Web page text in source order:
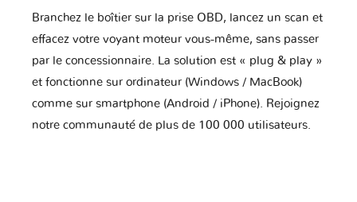
Branchez le boîtier sur la prise OBD, lancez un scan et
effacez votre voyant moteur vous-même, sans passer
par le concessionnaire. La solution est « plug & play »
et fonctionne sur ordinateur (Windows / MacBook)
comme sur smartphone (Android / iPhone). Rejoignez
notre communauté de plus de 100 000 utilisateurs.